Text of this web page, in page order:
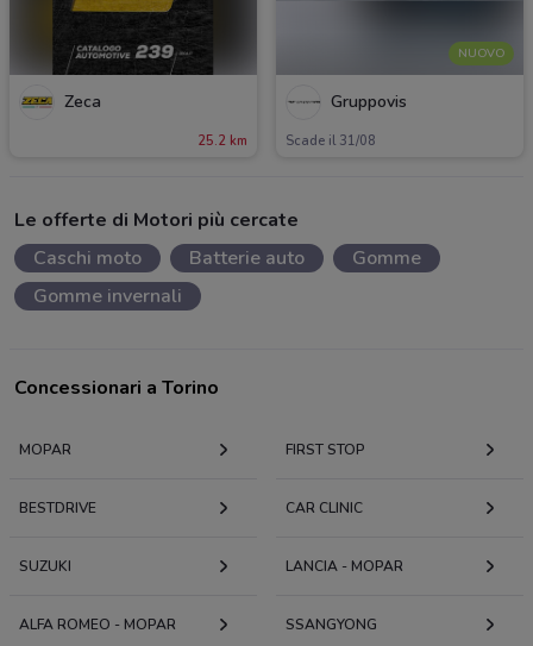
Zeca
25.2 km
NUOVO
Gruppovis
Scade il 31/08
Le offerte di Motori più cercate
Caschi moto
Batterie auto
Gomme
Gomme invernali
Concessionari a Torino
MOPAR FIRST STOP
BESTDRIVE CAR CLINIC
SUZUKI LANCIA - MOPAR
ALFA ROMEO - MOPAR SSANGYONG